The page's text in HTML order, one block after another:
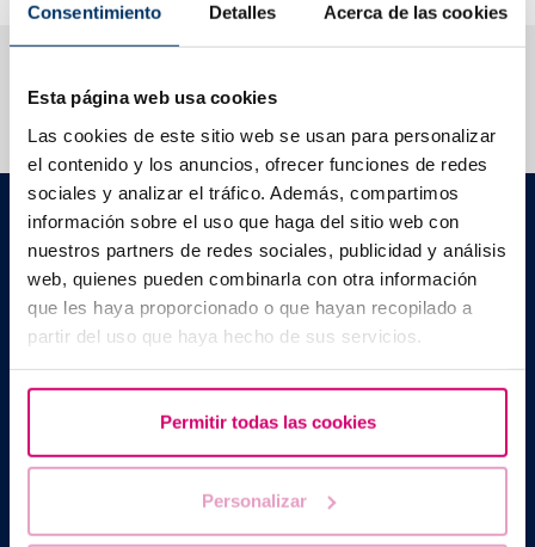
Consentimiento Detalles Acerca de las cookies
Esta página web usa cookies
Las cookies de este sitio web se usan para personalizar
el contenido y los anuncios, ofrecer funciones de redes
sociales y analizar el tráfico. Además, compartimos
información sobre el uso que haga del sitio web con
nuestros partners de redes sociales, publicidad y análisis
web, quienes pueden combinarla con otra información
que les haya proporcionado o que hayan recopilado a
partir del uso que haya hecho de sus servicios.
Permitir todas las cookies
Personalizar
Barcelona IVF
Edifici Planetarium
Escoles Pies, 103. 08017 Barcelona, Espanya
+34 934 176 916
| info@bcnivf.com
Barcelona IVF és un centre sanitari homologat per la Generalitat de
Assistida amb el codi núm. E08050604